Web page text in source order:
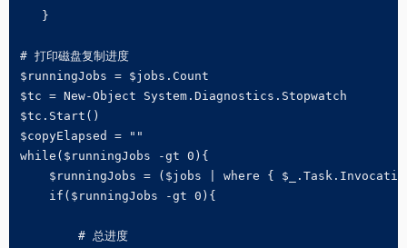
   }
# 打印磁盘复制进度
$runningJobs = $jobs.Count
$tc = New-Object System.Diagnostics.Stopwatch
$tc.Start()
$copyElapsed = ""
while($runningJobs -gt 0){
$runningJobs = ($jobs | where {
    if($runningJobs -gt 0){
        # 总进度